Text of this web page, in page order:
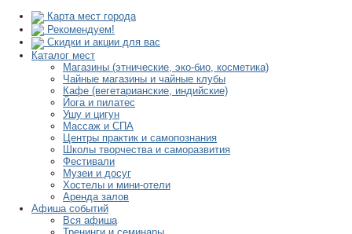
Карта мест города
Рекомендуем!
Скидки и акции для вас
Каталог мест
Магазины (этнические, эко-био, косметика)
Чайные магазины и чайные клубы
Кафе (вегетарианские, индийские)
Йога и пилатес
Ушу и цигун
Массаж и СПА
Центры практик и самопознания
Школы творчества и саморазвития
Фестивали
Музеи и досуг
Хостелы и мини-отели
Аренда залов
Афиша событий
Вся афиша